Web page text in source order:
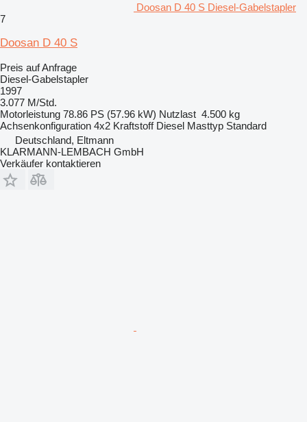
Doosan D 40 S Diesel-Gabelstapler
7
Doosan D 40 S
Preis auf Anfrage
Diesel-Gabelstapler
1997
3.077 M/Std.
Motorleistung 78.86 PS (57.96 kW) Nutzlast 4.500 kg
Achsenkonfiguration 4x2 Kraftstoff Diesel Masttyp Standard
Deutschland, Eltmann
KLARMANN-LEMBACH GmbH
Verkäufer kontaktieren